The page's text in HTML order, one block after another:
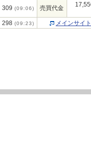
309 (09:06) 売買代金
298 (09:23) メインサイ